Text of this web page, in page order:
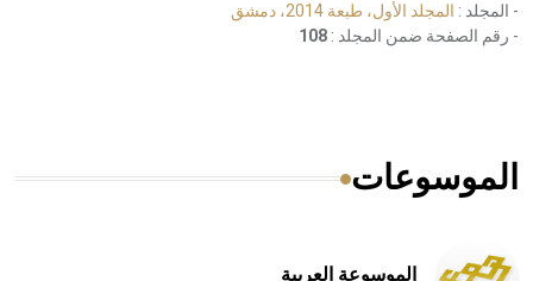
- المجلد : المجلد الأول، طبعة 2014، دمشق
- رقم الصفحة ضمن المجلد : 108
الموسوعات
الموسوعة العربية